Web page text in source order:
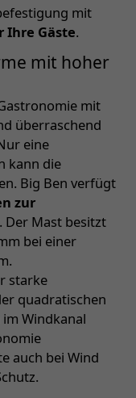
mit
Ihre Gäste.
mit hoher
mit
überraschend
eine
kann die
Big Ben verfügt
zur
. Der Mast besitzt
bei einer
starke
quadratischen
Windkanal
auch bei Wind